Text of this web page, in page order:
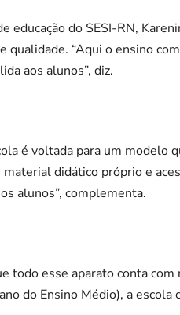
educação do SESI-RN,
qualidade. “Aqui o ensino
aos alunos”, diz.
é voltada para um modelo
material didático próprio e
alunos”, complementa.
todo esse aparato conta
do Ensino Médio), a